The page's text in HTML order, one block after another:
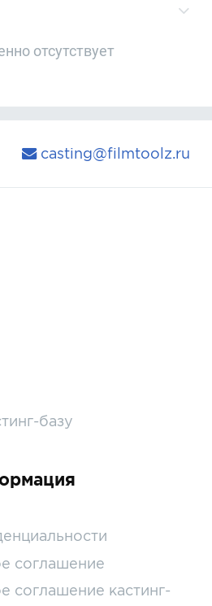
отсутствует
casting@filmtoolz.ru
базу
соглашение
соглашение кастинг-